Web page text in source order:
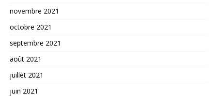
novembre 2021
octobre 2021
septembre 2021
août 2021
juillet 2021
juin 2021